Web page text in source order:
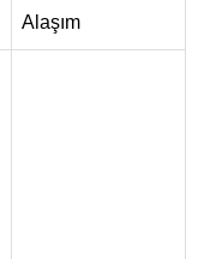
Alaşım